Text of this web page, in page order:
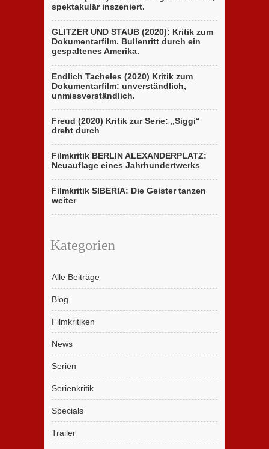
spektakulär inszeniert.
GLITZER UND STAUB (2020): Kritik zum
Dokumentarfilm. Bullenritt durch ein
gespaltenes Amerika.
Endlich Tacheles (2020) Kritik zum
Dokumentarfilm: unverständlich,
unmissverständlich.
Freud (2020) Kritik zur Serie: „Siggi“
dreht durch
Filmkritik BERLIN ALEXANDERPLATZ:
Neuauflage eines Jahrhundertwerks
Filmkritik SIBERIA: Die Geister tanzen
weiter
Kategorien
Alle Beiträge
Blog
Filmkritiken
News
Serien
Serienkritik
Specials
Trailer